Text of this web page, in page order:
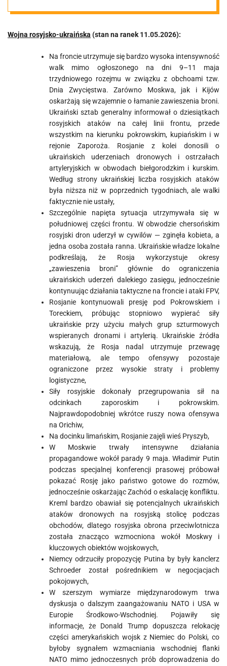
11.05.2026
Wojna rosyjsko-ukraińska (stan na ranek 11.05.2026):
Na froncie utrzymuje się bardzo wysoka intensywność
walk mimo ogłoszonego na dni 9–11 maja
trzydniowego rozejmu w związku z obchoami tzw.
Dnia Zwycięstwa. Zarówno Moskwa, jak i Kijów
oskarżają się wzajemnie o łamanie zawieszenia broni.
Ukraiński sztab generalny informował o dziesiątkach
rosyjskich ataków na całej linii frontu, przede
wszystkim na kierunku pokrowskim, kupiańskim i w
rejonie Zaporoża. Rosjanie z kolei donosili o
ukraińskich uderzeniach dronowych i ostrzałach
artyleryjskich w obwodach biełgorodzkim i kurskim.
Według strony ukraińskiej liczba rosyjskich ataków
była niższa niż w poprzednich tygodniach, ale walki
faktycznie nie ustały,
Szczególnie napięta sytuacja utrzymywała się w
południowej części frontu. W obwodzie chersońskim
rosyjski dron uderzył w cywilów — zginęła kobieta, a
jedna osoba została ranna. Ukraińskie władze lokalne
podkreślają, że Rosja wykorzystuje okresy
„zawieszenia broni” głównie do ograniczenia
ukraińskich uderzeń dalekiego zasięgu, jednocześnie
kontynuując działania taktyczne na froncie i ataki FPV,
Rosjanie kontynuowali presję pod Pokrowskiem i
Toreckiem, próbując stopniowo wypierać siły
ukraińskie przy użyciu małych grup szturmowych
wspieranych dronami i artylerią. Ukraińskie źródła
wskazują, że Rosja nadal utrzymuje przewagę
materiałową, ale tempo ofensywy pozostaje
ograniczone przez wysokie straty i problemy
logistyczne,
Siły rosyjskie dokonały przegrupowania sił na
odcinkach zaporoskim i pokrowskim.
Najprawdopodobniej wkrótce ruszy nowa ofensywa
na Orichiw,
Na docinku limańskim, Rosjanie zajęli wieś Pryszyb,
W Moskwie trwały intensywne działania
propagandowe wokół parady 9 maja. Władimir Putin
podczas specjalnej konferencji prasowej próbował
pokazać Rosję jako państwo gotowe do rozmów,
jednocześnie oskarżając Zachód o eskalację konfliktu.
Kreml bardzo obawiał się potencjalnych ukraińskich
ataków dronowych na rosyjską stolicę podczas
obchodów, dlatego rosyjska obrona przeciwlotnicza
została znacząco wzmocniona wokół Moskwy i
kluczowych obiektów wojskowych,
Niemcy odrzuciły propozycję Putina by były kanclerz
Schroeder został pośrednikiem w negocjacjach
pokojowych,
W szerszym wymiarze międzynarodowym trwa
dyskusja o dalszym zaangażowaniu NATO i USA w
Europie Środkowo-Wschodniej. Pojawiły się
informacje, że Donald Trump dopuszcza relokację
części amerykańskich wojsk z Niemiec do Polski, co
byłoby sygnałem wzmacniania wschodniej flanki
NATO mimo jednoczesnych prób doprowadzenia do